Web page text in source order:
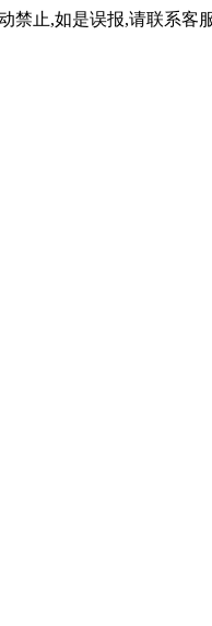
禁止,如是误报,请联系客